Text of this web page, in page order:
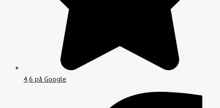
4,6 på Google